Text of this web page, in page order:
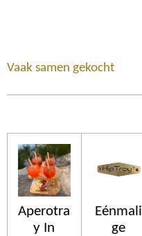
Vaak samen gekocht
Aperotra
y In
Eénmali
ge